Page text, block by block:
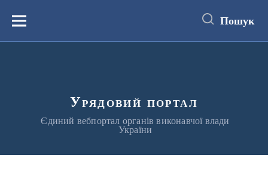
вмістуМеню Пошук
Урядовий портал
Єдиний вебпортал органів виконавчої влади
України